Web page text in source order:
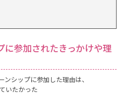
に参加されたきっかけや理
シップに参加した理由は、
いたかった